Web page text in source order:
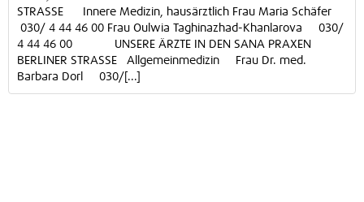
STRASSE Innere Medizin, hausärztlich Frau Maria Schäfer
030/ 4 44 46 00 Frau Oulwia Taghinazhad-Khanlarova 030/
4 44 46 00 UNSERE ÄRZTE IN DEN SANA PRAXEN
BERLINER STRASSE Allgemeinmedizin Frau Dr. med.
Barbara Dorl 030/[...]